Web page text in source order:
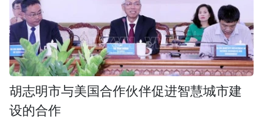
胡志明市与美国合作伙伴促进智慧城市建
设的合作